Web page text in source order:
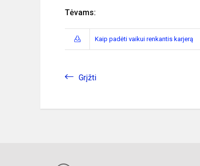
Tėvams:
Kaip padėti vaikui renkantis karjerą
Grįžti